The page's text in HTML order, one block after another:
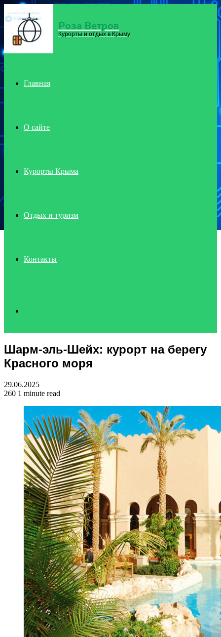
Menu Роза Ветров
Курорты и отдых в Крыму
Главная
О сайте
Курорты Крыма
Отдых и туризм
Контакты
for
Шарм-эль-Шейх: курорт на берегу
Красного моря
29.06.2025
260 1 minute read